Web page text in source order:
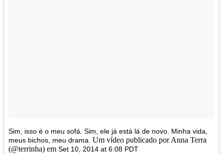
Sim, isso é o meu sofá. Sim, ele já está lá de novo. Minha vida,
meus bichos, meu drama. Um vídeo publicado por Anna Terra
(@terrinha) em Set 10, 2014 at 6:08 PDT